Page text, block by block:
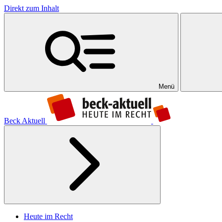
Direkt zum Inhalt
Menü
Beck Aktuell
Heute im Recht